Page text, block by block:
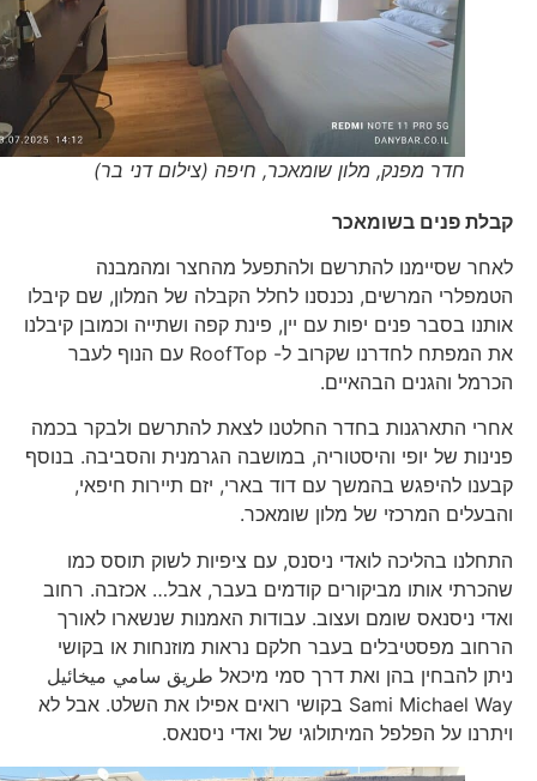
חדר מפנק, מלון שומאכר, חיפה (צילום דני בר)
קבלת פנים בשומאכר
לאחר שסיימנו להתרשם ולהתפעל מהחצר ומהמבנה
הטמפלרי המרשים, נכנסנו לחלל הקבלה של המלון, שם קיבלו
אותנו בסבר פנים יפות עם יין, פינת קפה ושתייה וכמובן קיבלנו
את המפתח לחדרנו שקרוב ל- RoofTop עם הנוף לעבר
הכרמל והגנים הבהאיים.
אחרי התארגנות בחדר החלטנו לצאת להתרשם ולבקר בכמה
פנינות של יופי והיסטוריה, במושבה הגרמנית והסביבה. בנוסף
קבענו להיפגש בהמשך עם דוד בארי, יזם תיירות חיפאי,
והבעלים המרכזי של מלון שומאכר.
התחלנו בהליכה לואדי ניסנס, עם ציפיות לשוק תוסס כמו
שהכרתי אותו מביקורים קודמים בעבר, אבל… אכזבה. רחוב
ואדי ניסנאס שומם ועצוב. עבודות האמנות שנשארו לאורך
הרחוב מפסטיבלים בעבר חלקם נראות מוזנחות או בקושי
ניתן להבחין בהן ואת דרך סמי מיכאל طريق سامي ميخائيل
Sami Michael Way בקושי רואים אפילו את השלט. אבל לא
ויתרנו על הפלפל המיתולוגי של ואדי ניסנאס.